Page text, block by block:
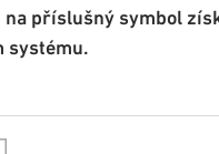
příslušný symbol
systému.